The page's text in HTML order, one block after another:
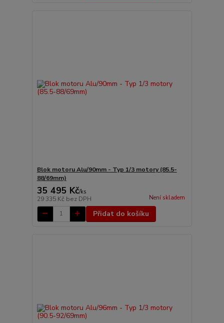
Blok motoru Alu/90mm - Typ 1/3 motory (85.5-
88/69mm)
35 495 Kč/ks
29 335 Kč bez DPH Není skladem
Přidat do košíku